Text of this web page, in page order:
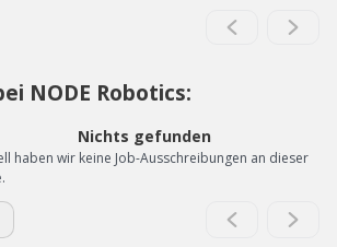
NODE Robotics:
Nichts gefunden
haben wir keine Job-Ausschreibungen an dieser